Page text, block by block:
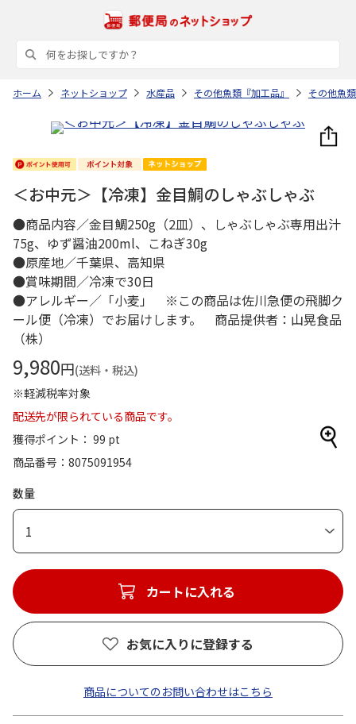
ホーム ネットショップ 水産品 その他魚類『加工品』 その他魚類
＜お中元＞【冷凍】金目鯛のしゃぶしゃぶ
●商品内容／金目鯛250g（2皿）、しゃぶしゃぶ専用出汁
75g、ゆず醤油200ml、こねぎ30g
●原産地／千葉県、高知県
●賞味期間／冷凍で30日
●アレルギー／「小麦」 ※この商品は佐川急便の飛脚ク
ール便（冷凍）でお届けします。 商品提供者：山晃食品
（株）
9,980円(送料・税込)
※軽減税率対象
配送先が限られている商品です。
獲得ポイント： 99 pt
商品番号
8075091954
数量
1
カートに入れる
お気に入りに登録する
商品についてのお問い合わせはこちら